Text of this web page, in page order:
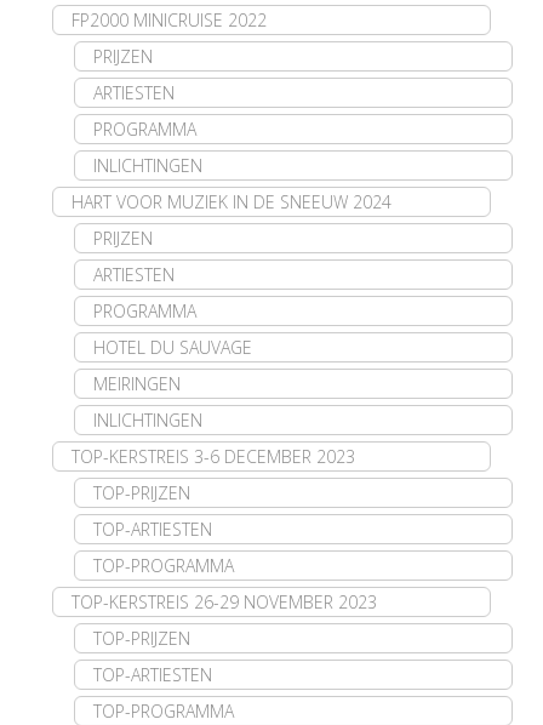
FP2000 MINICRUISE 2022
PRIJZEN
ARTIESTEN
PROGRAMMA
INLICHTINGEN
HART VOOR MUZIEK IN DE SNEEUW 2024
PRIJZEN
ARTIESTEN
PROGRAMMA
HOTEL DU SAUVAGE
MEIRINGEN
INLICHTINGEN
TOP-KERSTREIS 3-6 DECEMBER 2023
TOP-PRIJZEN
TOP-ARTIESTEN
TOP-PROGRAMMA
TOP-KERSTREIS 26-29 NOVEMBER 2023
TOP-PRIJZEN
TOP-ARTIESTEN
TOP-PROGRAMMA